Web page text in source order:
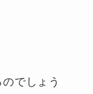
でしょう